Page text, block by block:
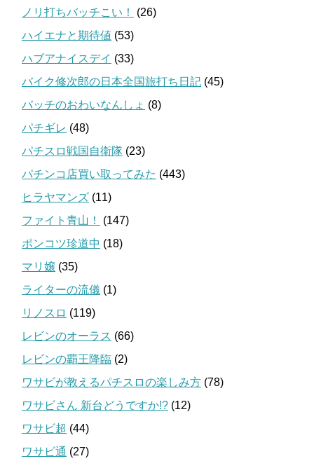
ノリ打ちバッチこい！
(26)
ハイエナと期待値 (53)
ハブアナイスデイ (33)
バイク修次郎の日本全国旅打ち日記 (45)
バッチのおわいなんしょ (8)
パチギレ (48)
パチスロ戦国自衛隊 (23)
パチンコ店買い取ってみた (443)
ヒラヤマンズ (11)
ファイト青山！
(147)
ポンコツ珍道中 (18)
マリ嬢 (35)
ライターの流儀 (1)
リノスロ (119)
レビンのオーラス (66)
レビンの覇王降臨 (2)
ワサビが教えるパチスロの楽しみ方 (78)
ワサビさん 新台どうですか!? (12)
ワサビ超 (44)
ワサビ通 (27)